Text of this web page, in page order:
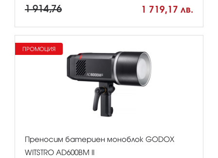
1 914,76 1 719,17 лв.
Преносим батериен моноблок GODOX
WITSTRO AD600BM II
ПРОМОЦИЯ